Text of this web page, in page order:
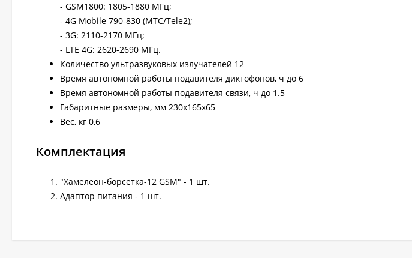
- GSM1800: 1805-1880 МГц;
- 4G Mobile 790-830 (MTC/Tele2);
- 3G: 2110-2170 МГц;
- LTE 4G: 2620-2690 МГц.
Количество ультразвуковых излучателей 12
Время автономной работы подавителя диктофонов, ч до 6
Время автономной работы подавителя связи, ч до 1.5
Габаритные размеры, мм 230x165x65
Вес, кг 0,6
Комплектация
"Хамелеон-борсетка-12 GSM" - 1 шт.
Адаптор питания - 1 шт.